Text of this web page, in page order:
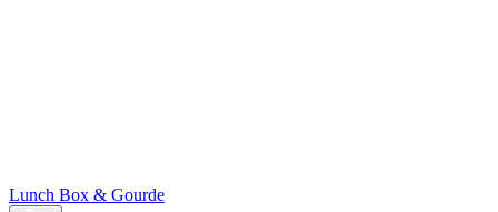
Lunch Box & Gourde